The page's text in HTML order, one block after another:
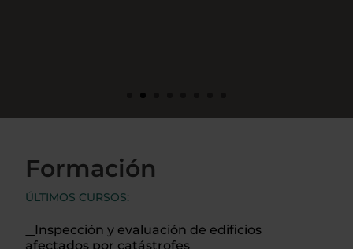
Formación
ÚLTIMOS CURSOS:
Inspección y evaluación de edificios
afectados por catástrofes